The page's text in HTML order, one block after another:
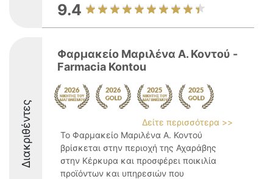
9.4
Διακριθέντες
Φαρμακείο Μαριλένα Α. Κοντού -
Farmacia Kontou
Δείτε περισσότερα >>
Το Φαρμακείο Μαριλένα Α. Κοντού
βρίσκεται στην περιοχή της Αχαράβης
στην Κέρκυρα και προσφέρει ποικιλία
προϊόντων και υπηρεσιών που